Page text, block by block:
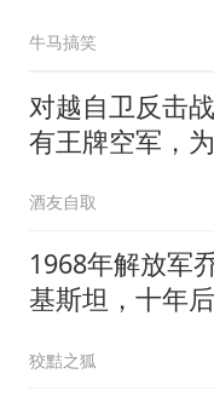
牛马搞笑
对越自卫反击
有王牌空军，
酒友自取
1968年解放军
基斯坦，十年
狡黠之狐